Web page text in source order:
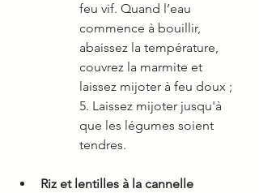
feu vif. Quand l’eau
commence à bouillir,
abaissez la température,
couvrez la marmite et
laissez mijoter à feu doux ;
5. Laissez mijoter jusqu'à
que les légumes soient
tendres.
Riz et lentilles à la cannelle